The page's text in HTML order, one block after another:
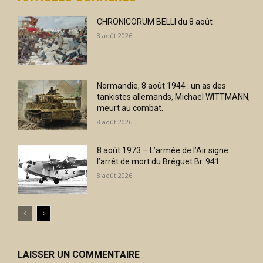
CHRONICORUM BELLI du 8 août
8 août 2026
Normandie, 8 août 1944 : un as des
tankistes allemands, Michael WITTMANN,
meurt au combat.
8 août 2026
8 août 1973 – L’armée de l’Air signe
l’arrêt de mort du Bréguet Br. 941
8 août 2026
LAISSER UN COMMENTAIRE